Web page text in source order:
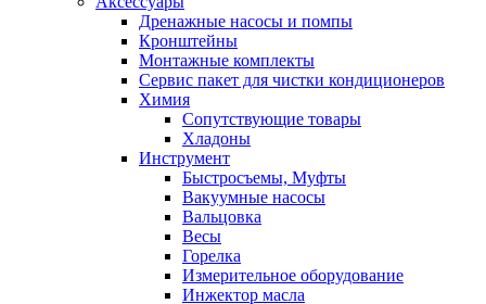
Дренажные насосы и помпы
Кронштейны
Монтажные комплекты
Сервис пакет для чистки кондиционеров
Химия
Сопутствующие товары
Хладоны
Инструмент
Быстросъемы, Муфты
Вакуумные насосы
Вальцовка
Весы
Горелка
Измерительное оборудование
Инжектор масла